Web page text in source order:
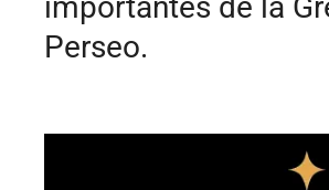
Perseo.